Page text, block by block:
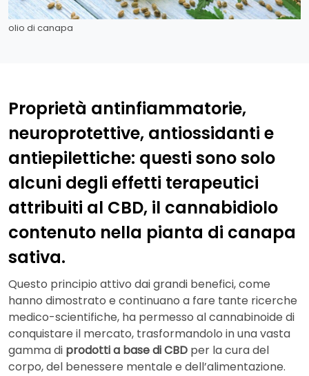
olio di canapa
Proprietà antinfiammatorie,
neuroprotettive, antiossidanti e
antiepilettiche: questi sono solo
alcuni degli effetti terapeutici
attribuiti al CBD, il cannabidiolo
contenuto nella pianta di canapa
sativa.
Questo principio attivo dai grandi benefici, come
hanno dimostrato e continuano a fare tante ricerche
medico-scientifiche, ha permesso al cannabinoide di
conquistare il mercato, trasformandolo in una vasta
gamma di prodotti a base di CBD per la cura del
corpo, del benessere mentale e dell’alimentazione.